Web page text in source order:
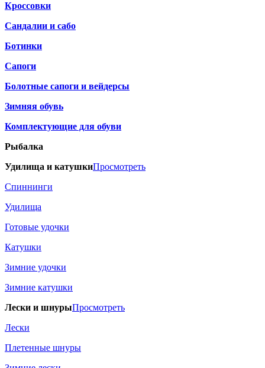
Кроссовки
Сандалии и сабо
Ботинки
Сапоги
Болотные сапоги и вейдерсы
Зимняя обувь
Комплектующие для обуви
Рыбалка
Удилища и катушкиПросмотреть
Спиннинги
Удилища
Готовые удочки
Катушки
Зимние удочки
Зимние катушки
Лески и шнурыПросмотреть
Лески
Плетенные шнуры